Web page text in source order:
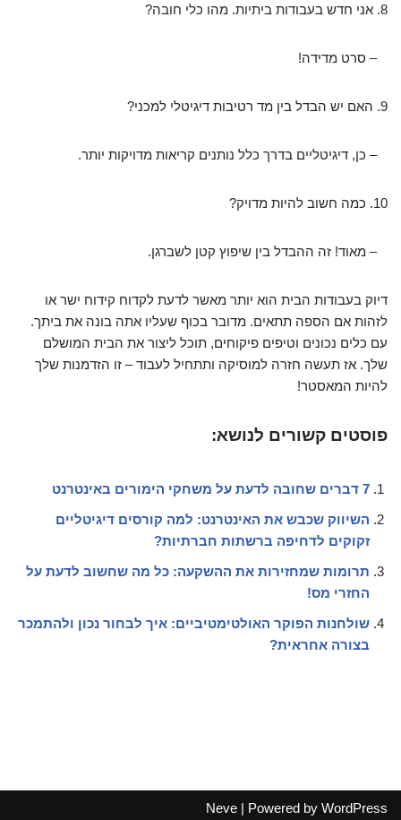
8. אני חדש בעבודות ביתיות. מהו כלי חובה?
– סרט מדידה!
9. האם יש הבדל בין מד רטיבות דיגיטלי למכני?
– כן, דיגיטליים בדרך כלל נותנים קריאות מדויקות יותר.
10. כמה חשוב להיות מדויק?
– מאוד! זה ההבדל בין שיפוץ קטן לשברגן.
דיוק בעבודות הבית הוא יותר מאשר לדעת לקדוח קידוח ישר או
לזהות אם הספה תתאים. מדובר בכוף שעליו אתה בונה את ביתך.
עם כלים נכונים וטיפים פיקוחים, תוכל ליצור את הבית המושלם
שלך. אז תעשה חזרה למוסיקה ותתחיל לעבוד – זו הזדמנות שלך
להיות המאסטר!
פוסטים קשורים לנושא:
7 דברים שחובה לדעת על משחקי הימורים באינטרנט
השיווק שכבש את האינטרנט: למה קורסים דיגיטליים
זקוקים לדחיפה ברשתות חברתיות?
תרומות שמחזירות את ההשקעה: כל מה שחשוב לדעת על
החזרי מס!
שולחנות הפוקר האולטימטיביים: איך לבחור נכון ולהתמכר
בצורה אחראית?
Neve | Powered by WordPress